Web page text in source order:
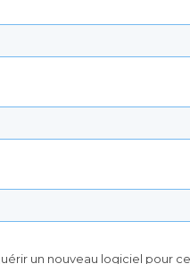
un nouveau logiciel pour